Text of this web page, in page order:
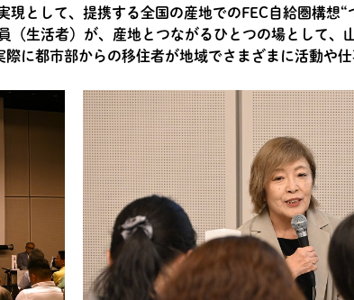
として、提携する全国の産地でのFEC自給圏構想“
（生活者）が、産地とつながるひとつの場として、
に都市部からの移住者が地域でさまざまに活動や仕